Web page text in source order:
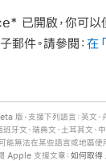
開啟，你可以使
郵件。請參閱：在
，支援下列語言：英文、丹
牙文、瑞典文、土耳其文、中
能無法在某些語言或地區
Apple 支援文章：如何取